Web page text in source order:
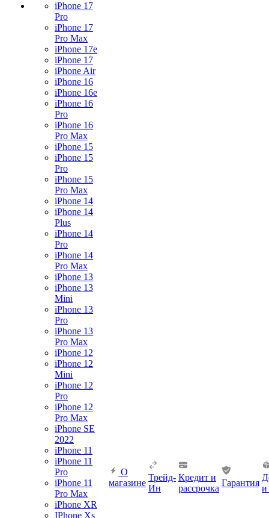
iPhone 17
Pro
iPhone 17
Pro Max
iPhone 17e
iPhone 17
iPhone Air
iPhone 16
iPhone 16e
iPhone 16
Pro
iPhone 16
Pro Max
iPhone 15
iPhone 15
Pro
iPhone 15
Pro Max
iPhone 14
iPhone 14
Plus
iPhone 14
Pro
iPhone 14
Pro Max
iPhone 13
iPhone 13
Mini
iPhone 13
Pro
iPhone 13
Pro Max
iPhone 12
iPhone 12
Mini
iPhone 12
Pro
iPhone 12
Pro Max
iPhone SE
2022
iPhone 11
iPhone 11
Pro
iPhone 11
Pro Max
iPhone XR
IPhone Xs
О
магазине
Трейд-
Ин
Кредит и
рассрочка
Гарантия
и